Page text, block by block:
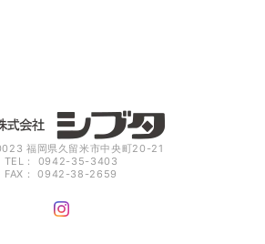
福岡県久留米市中央町20-21
TEL： 0942-35-3403
FAX： 0942-38-2659